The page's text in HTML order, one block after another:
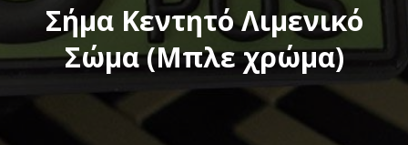
Σήμα Κεντητό Λιμενικό
Σώμα (Μπλε χρώμα)